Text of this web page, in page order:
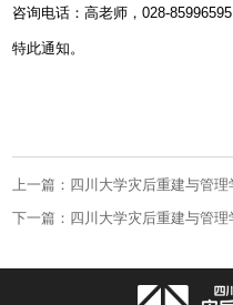
咨询电话：高老师，028-85996595
特此通知。